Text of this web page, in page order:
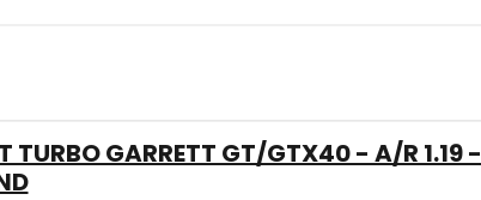
TURBO GARRETT GT/GTX40 - A/R 1.19 -